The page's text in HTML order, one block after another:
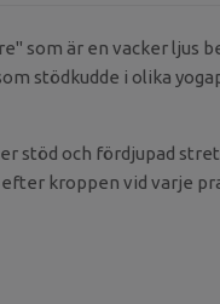
som är en vacker ljus
stödkudde i olika
stöd och fördjupad
kroppen vid varje